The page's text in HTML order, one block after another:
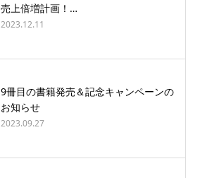
売上倍増計画！…
2023.12.11
9冊目の書籍発売＆記念キャンペーンの
お知らせ
2023.09.27